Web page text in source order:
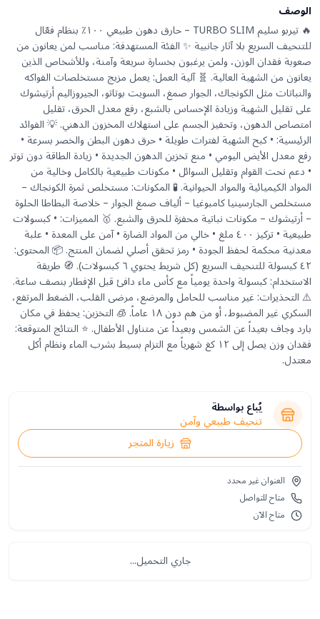
الوصف
🔥 تيربو سليم TURBO SLIM – حارق دهون طبيعي ١٠٠٪ بنظام فعّال
للتنحيف السريع بلا آثار جانبية ✨ الفئة المستهدفة: مناسب لمن يعانون من
صعوبة فقدان الوزن، ولمن يرغبون بخسارة سريعة وآمنة، وللأشخاص الذين
يعانون من الشهية العالية. 🧬 آلية العمل: يعمل مزيج مستخلصات الفواكه
والنباتات مثل الكونجاك، الجوار صمغ، السويت بوتاتو، الجيروزاليم أرتيشوك
على تقليل الشهية وزيادة الإحساس بالشبع، رفع معدل الحرق، تقليل
امتصاص الدهون، وتحفيز الجسم على استهلاك المخزون الدهني. 💡 الفوائد
الرئيسية: • كبح الشهية لفترات طويلة • حرق دهون البطن والخصر بسرعة •
رفع معدل الأيض اليومي • منع تخزين الدهون الجديدة • زيادة الطاقة دون توتر
• دعم نحت القوام وتقليل السوائل • مكونات طبيعية بالكامل وخالية من
المواد الكيميائية والمواد الحيوانية. 🧪 المكونات: مستخلص ثمرة الكونجاك –
مستخلص الجارسينيا كامبوغيا – ألياف صمغ الجوار – خلاصة البطاطا الحلوة
– أرتيشوك – مكونات نباتية محفزة للحرق والشبع. 🥇 المميزات: • كبسولات
طبيعية • تركيز ٤٠٠ ملغ • خالي من المواد الضارة • آمن على المعدة • علبة
معدنية محكمة لحفظ الجودة • رمز تحقق أصلي لضمان المنتج. 📦 المحتوى:
٤٢ كبسولة للتنحيف السريع (كل شريط يحتوي ٦ كبسولات). 🧭 طريقة
الاستخدام: كبسولة واحدة يومياً مع كأس ماء دافئ قبل الإفطار بنصف ساعة.
⚠️ التحذيرات: غير مناسب للحامل والمرضع، مرضى القلب، الضغط المرتفع،
السكري غير المضبوط، أو من هم دون ١٨ عاماً. 🧊 التخزين: يحفظ في مكان
بارد وجاف بعيداً عن الشمس وبعيداً عن متناول الأطفال. ⭐ النتائج المتوقعة:
فقدان وزن يصل إلى ١٢ كغ شهرياً مع التزام بسيط بشرب الماء ونظام أكل
معتدل.
يُباع بواسطة
تنحيف طبيعي وآمن
زيارة المتجر
العنوان غير محدد
متاح للتواصل
متاح الآن
جاري التحميل...